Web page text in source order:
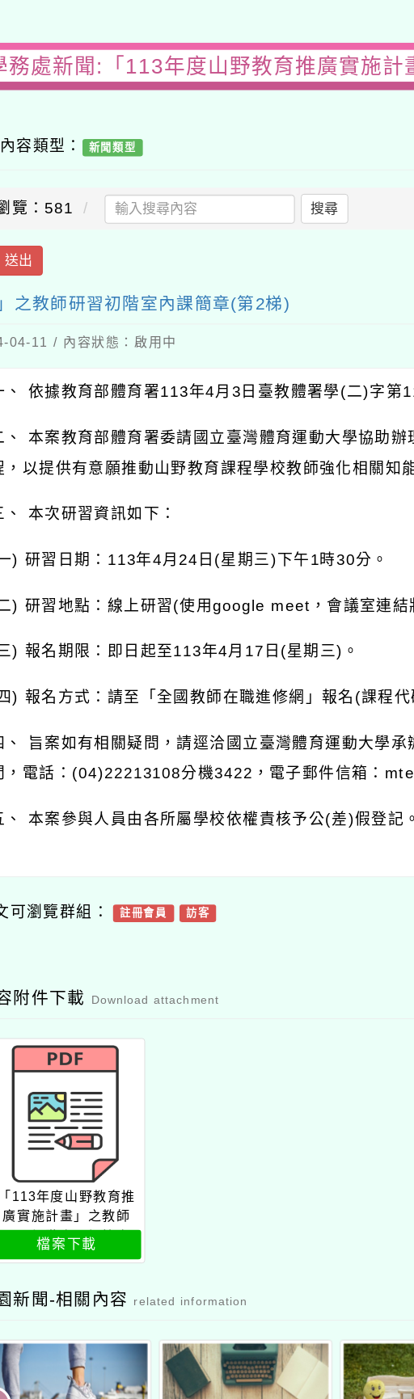
務處新聞:「113年度山野教育推廣實施計
容類型： 新聞類型
覽：581 搜尋
送出
之教師研習初階室內課簡章(第2梯)
04-11 / 內容狀態：啟用中
、 依據教育部體育署113年4月3日臺教體署學(二)字第
、 本案教育部體育署委請國立臺灣體育運動大學協助
，以提供有意願推動山野教育課程學校教師強化相關知
、 本次研習資訊如下：
) 研習日期：113年4月24日(星期三)下午1時30分。
) 研習地點：線上研習(使用google meet，會議室連結
) 報名期限：即日起至113年4月17日(星期三)。
) 報名方式：請至「全國教師在職進修網」報名(課程
、 旨案如有相關疑問，請逕洽國立臺灣體育運動大學
，電話：(04)22213108分機3422，電子郵件信箱：
、 本案參與人員由各所屬學校依權責核予公(差)假登記。
可瀏覽群組： 註冊會員 訪客
附件下載 Download attachment
「113年度山野教育推
廣實施計畫」之教師
研習初階室內課簡章
第2梯
檔案下載
新聞-相關內容 related information